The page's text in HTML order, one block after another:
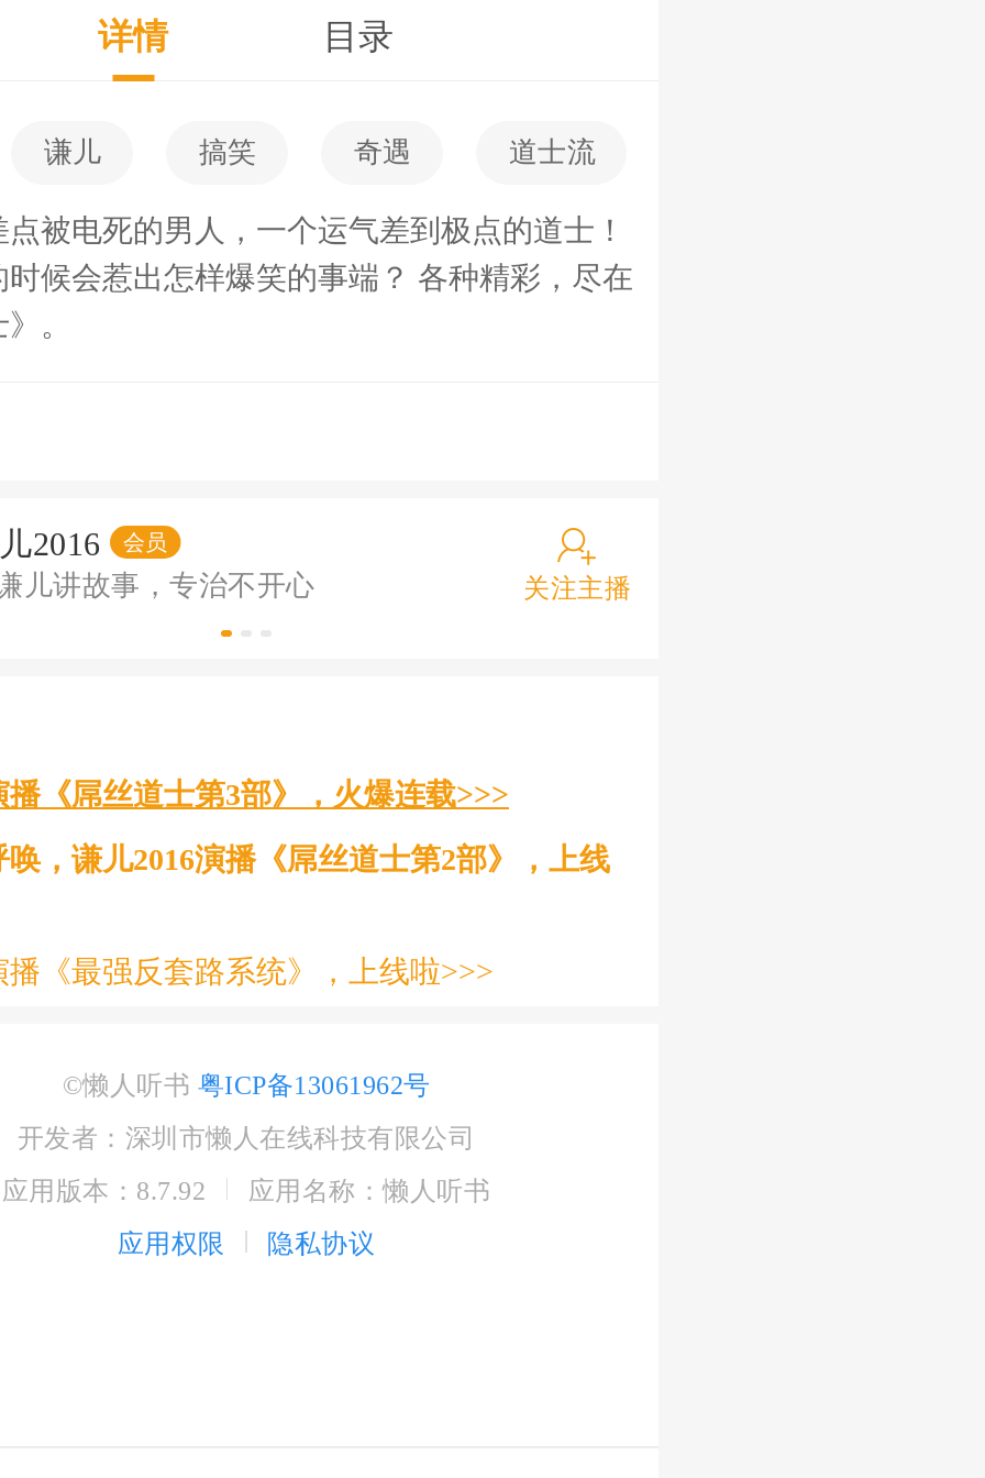
详情 目录
谦儿 搞笑 奇遇 道士流
被电死的男人，一个运气差到极点的道士！
候会惹出怎样爆笑的事端？ 各种精彩，尽在
。
2016 会员
儿讲故事，专治不开心 关注主播
播《屌丝道士第3部》，火爆连载>>>
，谦儿2016演播《屌丝道士第2部》，上线
播《最强反套路系统》，上线啦>>>
©懒人听书 粤ICP备13061962号
开发者：深圳市懒人在线科技有限公司
应用版本：8.7.92
应用名称：懒人听书
应用权限
隐私协议